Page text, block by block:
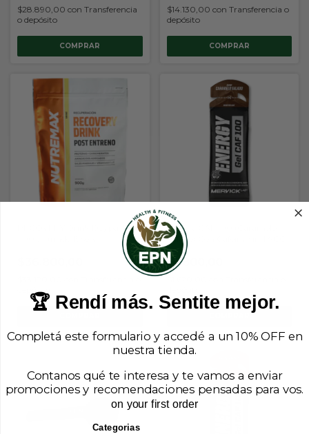
$28.890,00 con Transferencia
o depósito
$14.130,00 con Transferencia o
depósito
COMPRAR
RECOVERY Drink Doypack x
depósito
Energy CAF 100 (Caramelo
Salado) Con Cafeina sin TACC
(Mervick)
$1.800,00
🏆 Rendí más. Sentite mejor.
Completá este formulario y accedé a un 10% OFF en
nuestra tienda.
Contanos qué te interesa y te vamos a enviar
promociones y recomendaciones pensadas para vos.
on your first order
Categorias